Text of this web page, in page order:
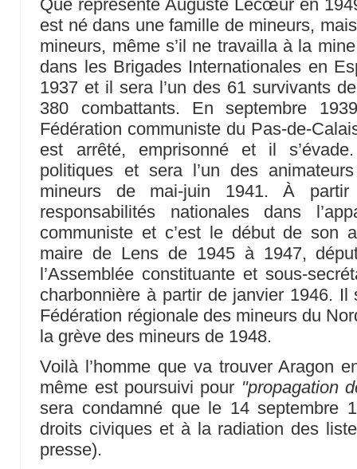
Que représente Auguste Lecœur en
est né dans une famille de mineurs,
mineurs, même s’il ne travailla à la
dans les Brigades Internationales en
1937 et il sera l’un des 61 survivants
380 combattants. En septembre
Fédération communiste du Pas-de-
est arrêté, emprisonné et il
politiques et sera l’un des
mineurs de mai-juin 1941. À
responsabilités nationales dans
communiste et c’est le début de son
maire de Lens de 1945 à 1947,
l’Assemblée constituante et sous-
charbonnière à partir de janvier 1946.
Fédération régionale des mineurs du
la grève des mineurs de 1948.
Voilà l’homme que va trouver Aragon
même est poursuivi pour "propagation
sera condamné que le 14 septembre
droits civiques et à la radiation des
presse).